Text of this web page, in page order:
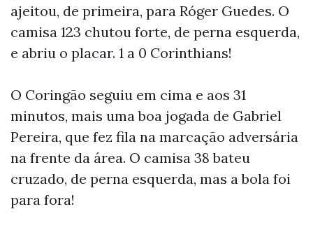
ajeitou, de primeira, para Róger Guedes. O
camisa 123 chutou forte, de perna esquerda,
e abriu o placar. 1 a 0 Corinthians!
O Coringão seguiu em cima e aos 31
minutos, mais uma boa jogada de Gabriel
Pereira, que fez fila na marcação adversária
na frente da área. O camisa 38 bateu
cruzado, de perna esquerda, mas a bola foi
para fora!